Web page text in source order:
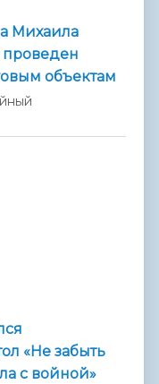
Михаила
проведен
объектам
«Не забыть
с войной»